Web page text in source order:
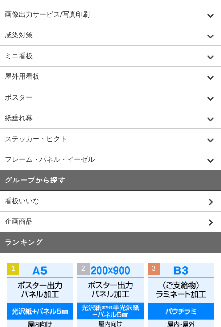
画像出力サービス/写真印刷
感染対策
ミニ看板
屋外用看板
ポスター
紙垂れ幕
ステッカー・ピクト
フレーム・パネル・イーゼル
グループから探す
看板いいな
企画商品
ランキング
1 2 3